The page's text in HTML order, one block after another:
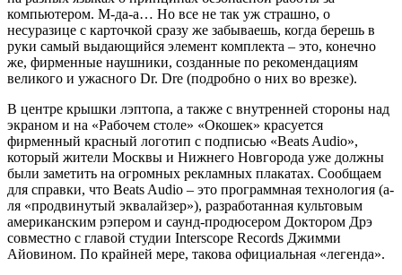
компьютером. М-да-а… Но все не так уж страшно, о
несуразице с карточкой сразу же забываешь, когда берешь в
руки самый выдающийся элемент комплекта – это, конечно
же, фирменные наушники, созданные по рекомендациям
великого и ужасного Dr. Dre (подробно о них во врезке).
В центре крышки лэптопа, а также с внутренней стороны над
экраном и на «Рабочем столе» «Окошек» красуется
фирменный красный логотип с подписью «Beats Audio»,
который жители Москвы и Нижнего Новгорода уже должны
были заметить на огромных рекламных плакатах. Сообщаем
для справки, что Beats Audio – это программная технология (а-
ля «продвинутый эквалайзер»), разработанная культовым
американским рэпером и саунд-продюсером Доктором Дрэ
совместно с главой студии Interscope Records Джимми
Айовином. По крайней мере, такова официальная «легенда».